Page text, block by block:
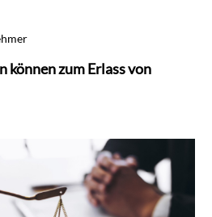
können zum Erlass von